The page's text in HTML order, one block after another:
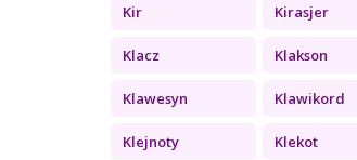
Kir Kirasjer
Klacz Klakson
Klawesyn Klawikord
Klejnoty Klekot